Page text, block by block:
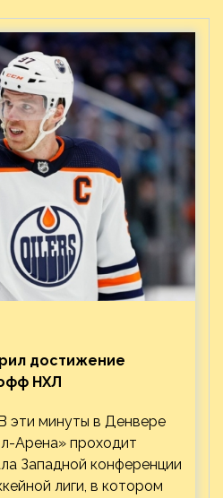
достижение
НХЛ
эти минуты в Денвере
Арена» проходит
Западной конференции
лиги, в котором